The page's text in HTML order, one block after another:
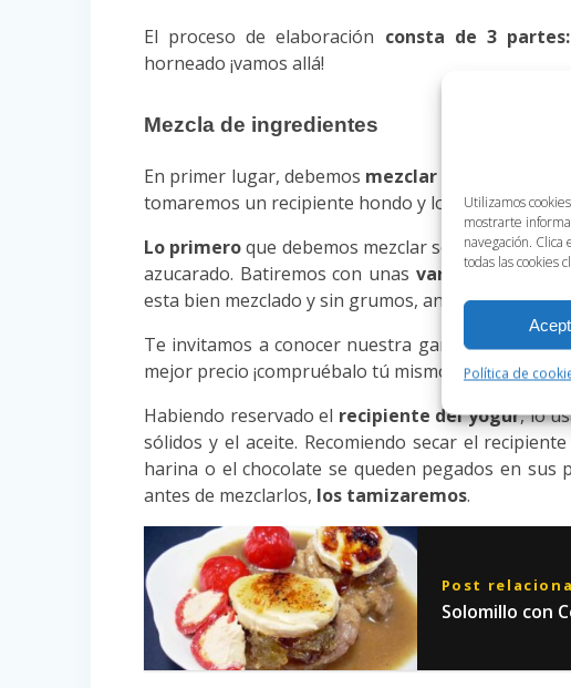
Utilizamos
mostrarte
navegación.
todas las cookies
Política de
El proceso de elaboración consta de 3 partes:
horneado ¡vamos allá!
Mezcla de ingredientes
En primer lugar, debemos mezclar todos los
tomaremos un recipiente hondo y lo bastante
Lo primeroque debemos mezclar seráel azúcar,
azucarado. Batiremos con unas varillas o con
esta bien mezclado y sin grumos, antes de
Te invitamos a conocer nuestra gama de
mejor precio ¡compruébalo tú mismo!
Habiendo reservado el recipiente del yogur, lo
sólidos y el aceite. Recomiendo secar el
harina o el chocolate se queden pegados en sus
antes de mezclarlos, los tamizaremos.
Post
Solomillo con